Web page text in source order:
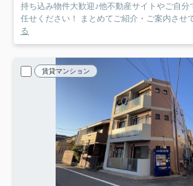
持ち込み物件大歓迎♪他不動産サイトやご自分
任せください！ まとめてご紹介・ご案内させ
る
賃貸マンション